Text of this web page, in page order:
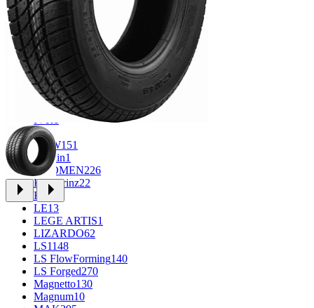
CROSS_STREET
Eurodisk
FF34
GR 71
Grizzly
iFree1010
iFree Original
Ikon1
INFORGED1
K72
KDW151
Keskin1
KHOMEN226
Kronprinz22
KT23
LE13
LEGE ARTIS1
LIZARDO62
LS1148
LS FlowForming140
LS Forged270
Magnetto130
Magnum10